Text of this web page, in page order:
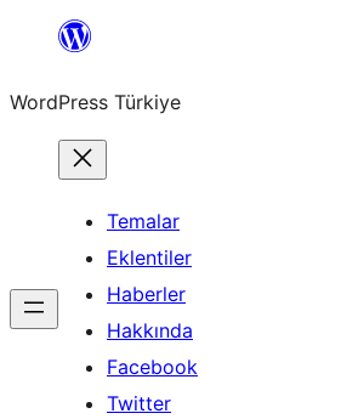
İçeriğe
WordPress Türkiye
Temalar
Eklentiler
Haberler
Hakkında
Facebook
Twitter